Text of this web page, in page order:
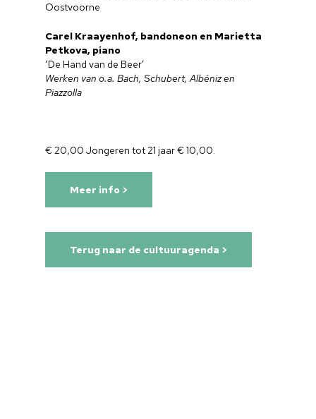
Oostvoorne
Carel Kraayenhof, bandoneon en Marietta
Petkova, piano
‘De Hand van de Beer’
Werken van o.a. Bach, Schubert, Albéniz en
Piazzolla
€ 20,00 Jongeren tot 21 jaar € 10,00.
Meer info >
Terug naar de cultuuragenda >